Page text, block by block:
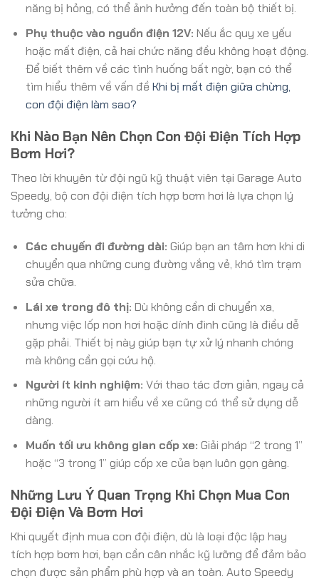
năng bị hỏng, có thể ảnh hưởng đến toàn bộ thiết bị.
Phụ thuộc vào nguồn điện 12V: Nếu ắc quy xe yếu
hoặc mất điện, cả hai chức năng đều không hoạt động.
Để biết thêm về các tình huống bất ngờ, bạn có thể
tìm hiểu thêm về vấn đề Khi bị mất điện giữa chừng,
con đội điện làm sao?
Khi Nào Bạn Nên Chọn Con Đội Điện Tích Hợp
Bơm Hơi?
Theo lời khuyên từ đội ngũ kỹ thuật viên tại Garage Auto
Speedy, bộ con đội điện tích hợp bơm hơi là lựa chọn lý
tưởng cho:
Các chuyến đi đường dài: Giúp bạn an tâm hơn khi di
chuyển qua những cung đường vắng vẻ, khó tìm trạm
sửa chữa.
Lái xe trong đô thị: Dù không cần di chuyển xa,
nhưng việc lốp non hơi hoặc dính đinh cũng là điều dễ
gặp phải. Thiết bị này giúp bạn tự xử lý nhanh chóng
mà không cần gọi cứu hộ.
Người ít kinh nghiệm: Với thao tác đơn giản, ngay cả
những người ít am hiểu về xe cũng có thể sử dụng dễ
dàng.
Muốn tối ưu không gian cốp xe: Giải pháp “2 trong 1”
hoặc “3 trong 1” giúp cốp xe của bạn luôn gọn gàng.
Những Lưu Ý Quan Trọng Khi Chọn Mua Con
Đội Điện Và Bơm Hơi
Khi quyết định mua con đội điện, dù là loại độc lập hay
tích hợp bơm hơi, bạn cần cân nhắc kỹ lưỡng để đảm bảo
chọn được sản phẩm phù hợp và an toàn. Auto Speedy